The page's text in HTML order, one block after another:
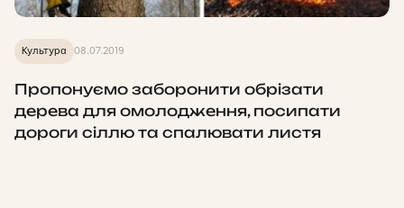
Культура 08.07.2019
Пропонуємо заборонити обрізати
дерева для омолодження, посипати
дороги сіллю та спалювати листя